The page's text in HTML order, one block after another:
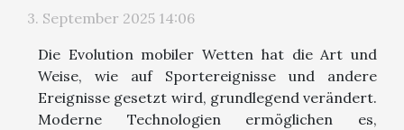
3. September 2025 14:06
Die Evolution mobiler Wetten hat die Art und
Weise, wie auf Sportereignisse und andere
Ereignisse gesetzt wird, grundlegend verändert.
Moderne Technologien ermöglichen es,